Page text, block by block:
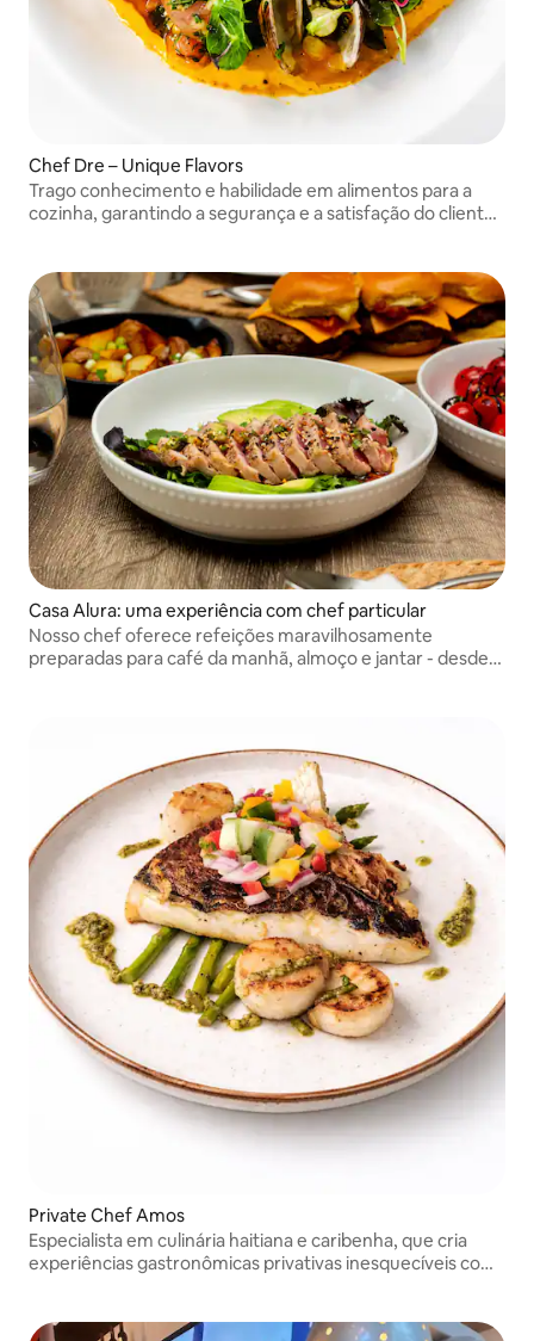
Chef Dre – Unique Flavors
Trago conhecimento e habilidade em alimentos para a
cozinha, garantindo a segurança e a satisfação do cliente.
Casa Alura: uma experiência com chef particular
Nosso chef oferece refeições maravilhosamente
preparadas para café da manhã, almoço e jantar - desde
Private Chef Amos
Especialista em culinária haitiana e caribenha, que cria
experiências gastronômicas privativas inesquecíveis com